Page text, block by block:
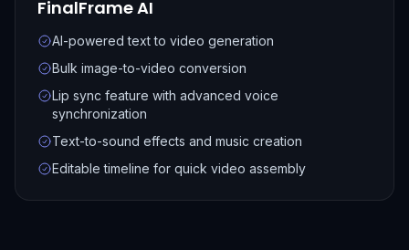
FinalFrame AI
AI-powered text to video generation
Bulk image-to-video conversion
Lip sync feature with advanced voice
synchronization
Text-to-sound effects and music creation
Editable timeline for quick video assembly